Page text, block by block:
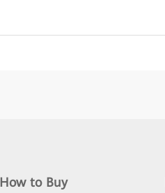
How to Buy